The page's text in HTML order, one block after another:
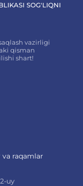
SOG'LIQNI
vazirligi
qisman
shart!
va raqamlar
uy